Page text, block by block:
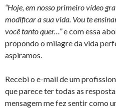
“Hoje, em nosso primeiro vídeo
modificar a sua vida. Vou te
você tanto quer…”e com essa
propondo o milagre da vida
aspiramos.
Recebi o e-mail de um
que parece ter todas as
mensagem me fez sentir como